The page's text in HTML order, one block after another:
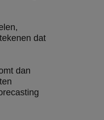
dat
dan